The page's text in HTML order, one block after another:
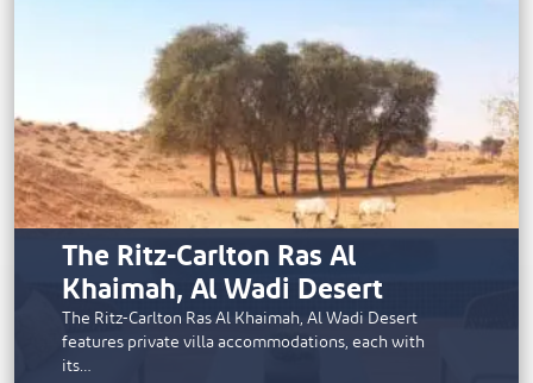
profesionálními baristy, bar Shasha Pool s
občerstvením pod širým nebem a skvělými
dýdžejskými rytmy nebo Levant & Nar, moderní
restauraci s jídly z Levanty. V letovisku je krásně
nasvícený klub zdraví, fitness studio a venkovní
tenisové kurty. Prostory pro pořádání akcí jsou
zality slunečním světlem a poskytují jedinečné
prostory pro intimní setkání, slavnostní večeře i
velkolepé oslavy. Otevření lázní pro veřejnost je
naplánováno na duben 2022.
The Ritz-Carlton Ras Al
Khaimah, Al Wadi Desert
The Ritz-Carlton Ras Al Khaimah, Al Wadi Desert
features private villa accommodations, each with
its…